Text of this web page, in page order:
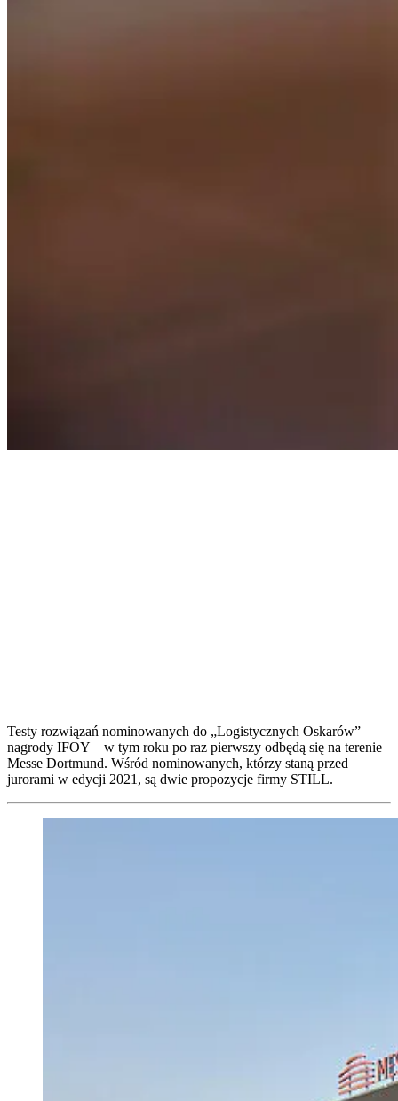
Testy rozwiązań nominowanych do „Logistycznych Oskarów” –
nagrody IFOY – w tym roku po raz pierwszy odbędą się na terenie
Messe Dortmund. Wśród nominowanych, którzy staną przed
jurorami w edycji 2021, są dwie propozycje firmy STILL.